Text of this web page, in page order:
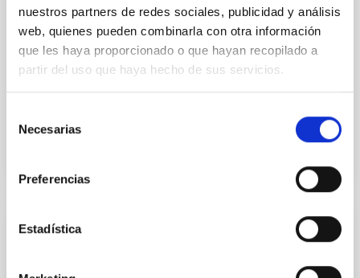
nuestros partners de redes sociales, publicidad y análisis
web, quienes pueden combinarla con otra información
que les haya proporcionado o que hayan recopilado a
partir del uso que haya hecho de sus servicios.
Necesarias
Preferencias
Estadística
Canarias (IAC) y Science and Technology
Facilities Council (STFC) y la Nederlandese
Organisatie voor Wetenschappelijk
Onderzoek (NWO)
Acuerdo para la instalación del Telescopio